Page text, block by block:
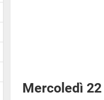
Mercoledì